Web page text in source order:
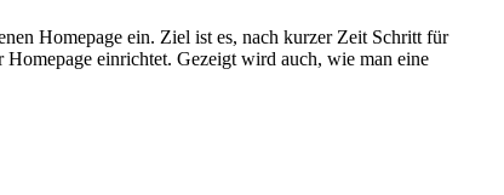
Homepage ein. Ziel ist es, nach kurzer Zeit Schritt für
einrichtet. Gezeigt wird auch, wie man eine